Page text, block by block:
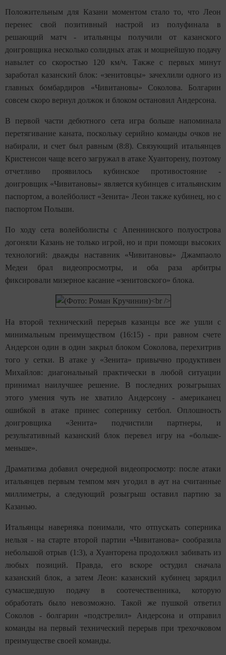
Положительным для Казани моментом стало то, что Леон
перенес свой позитивный настрой из полуфинала в
решающий матч - итальянцы получили от казанского
доигровщика несколько солидных атак и мощнейшую подачу
навылет со скоростью 120 км/ч. Также с первых минут
заработал казанский блок: «зенитовцы» зачехлили одного из
главных бомбардиров «Чивитановы» Соколова. Болгарин
совсем скоро вернул должок и блоком остановил Андерсона.
В первой части дебютного сета игра больше напоминала
перетягивание каната, поскольку серийно команды очков не
набирали, и счет был равным (8:8). Связующий итальянцев
Кристенсон чаще всего загружал в атаке Хуанторену, поэтому
отчетливо проявилось кубинское противостояние -
доигровщик «Чивитановы» является кубинцев с итальянским
паспортом, а волейболист «Зенита» Леон также кубинец, но с
паспортом Польши.
По ходу сета волейболисты с Апеннинского полуострова
догоняли Казань не только игрой, но и при помощи высоких
технологий: дважды наставник «Чивитановы» Джампаоло
Медеи брал видеопросмотры, и оба раза арбитры
фиксировали мизерное касание «зенитовского» блока.
На второй технический перерыв казанцы все же ушли с
минимальным преимуществом (16:15) - при равном счете
Андерсон один в один закрыл блоком Соколова, перехитрив
того у сетки. В атаке у «Зенита» привычно продуктивен
Михайлов: диагональный практически в любой ситуации
принимал наилучшее решение. В последних розыгрышах
этого умения чуть не хватило Андерсону - американец
ошибкой в атаке принес сопернику сетбол. Оплошность
доигровщика «Зенита» подчистили партнеры, и
результативный казанский блок перевел игру на «больше-
меньше».
Драматизма добавил очередной видеопросмотр: после атаки
итальянцев первым темпом мяч угодил в аут на считанные
миллиметры, а следующий розыгрыш оставил партию за
Казанью.
Итальянцы наверняка понимали, что отпускать соперника
нельзя - на старте второй партии «Чивитанова» сообразила
небольшой отрыв (1:3), а Хуанторена продолжил забивать из
любых позиций. Правда, его вскоре остудил сначала
казанский блок, а затем Леон: казанский кубинец зарядил
сумасшедшую подачу в соотечественника, которую
обработать было невозможно. Такой же пушкой ответил
Соколов - болгарин «подстрелил» Андерсона и отправил
команды на первый технический перерыв при трехочковом
преимуществе своей команды.